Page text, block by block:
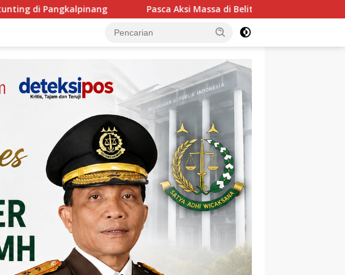
Pasca Aksi Massa di Belitung Timur, PT TIMAH Pilih Jalur Dialog dan Imbau